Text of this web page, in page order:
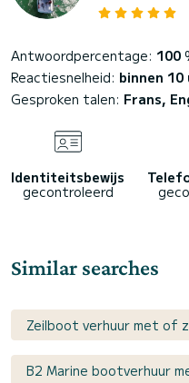
Antwoordpercentage: 100
Reactiesnelheid: binnen 10
Gesproken talen: Frans,
Identiteitsbewijs
gecontroleerd
Similar searches
Zeilboot verhuur met of
B2 Marine bootverhuur